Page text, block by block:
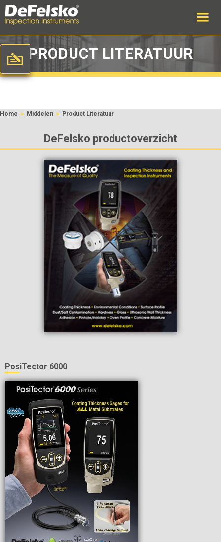
PRODUCT LITERATUUR
Home > Middelen > Product Literatuur
DeFelsko productoverzicht
PosiTector 6000